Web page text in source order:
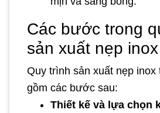
Các bước trong
sản xuất nẹp inox
Quy trình sản xuất nẹp
gồm các bước sau:
Thiết kế và lựa chọn